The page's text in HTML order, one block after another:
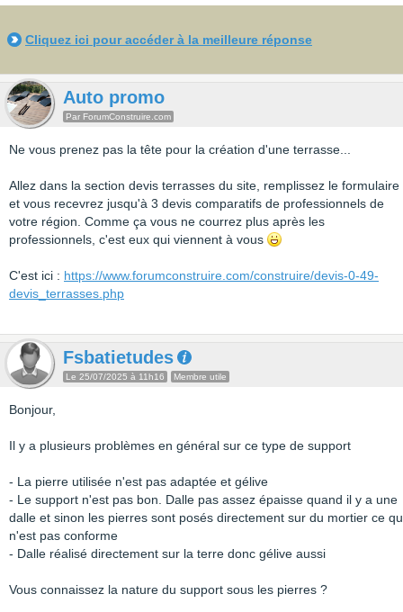
Cliquez ici pour accéder à la meilleure réponse
Auto promo
Par ForumConstruire.com
Ne vous prenez pas la tête pour la création d'une terrasse...
Allez dans la section devis terrasses du site, remplissez le formulaire
et vous recevrez jusqu'à 3 devis comparatifs de professionnels de
votre région. Comme ça vous ne courrez plus après les
professionnels, c'est eux qui viennent à vous
C'est ici : https://www.forumconstruire.com/construire/devis-0-49-
devis_terrasses.php
Fsbatietudes
Le 25/07/2025 à 11h16 Membre utile
Bonjour,
Il y a plusieurs problèmes en général sur ce type de support
- La pierre utilisée n'est pas adaptée et gélive
- Le support n'est pas bon. Dalle pas assez épaisse quand il y a une
dalle et sinon les pierres sont posés directement sur du mortier ce
n'est pas conforme
- Dalle réalisé directement sur la terre donc gélive aussi
Vous connaissez la nature du support sous les pierres ?